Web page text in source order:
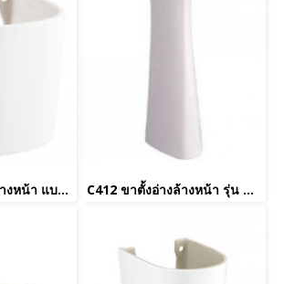
C4242 ขาตั้งอ่างล้างหน้า แบบแขวน รุ่น BRIO_ยกเลิกการผลิต C412 ขาตั้งอ่างล้างหน้า รุ่น KENSINGTON 22"_ยกเลิกการผลิต